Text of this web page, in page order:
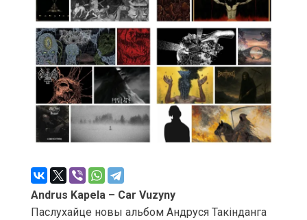
Andrus Kapela – Car Vuzyny
Паслухайце новы альбом Андруся Такінданга